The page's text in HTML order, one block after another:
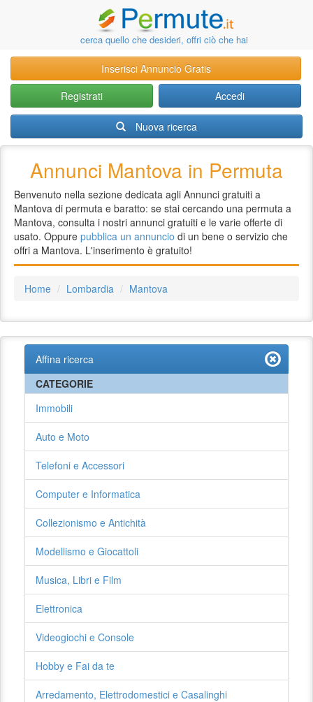
cerca quello che desideri, offri ciò che hai
Inserisci Annuncio Gratis
Registrati
Accedi
Nuova ricerca
Annunci Mantova in Permuta
Benvenuto nella sezione dedicata agli Annunci gratuiti a
Mantova di permuta e baratto: se stai cercando una permuta a
Mantova, consulta i nostri annunci gratuiti e le varie offerte di
usato. Oppure pubblica un annuncio di un bene o servizio che
offri a Mantova. L'inserimento è gratuito!
Home Lombardia Mantova
Affina ricerca
CATEGORIE
Immobili
Auto e Moto
Telefoni e Accessori
Computer e Informatica
Collezionismo e Antichità
Modellismo e Giocattoli
Musica, Libri e Film
Elettronica
Videogiochi e Console
Hobby e Fai da te
Arredamento, Elettrodomestici e Casalinghi